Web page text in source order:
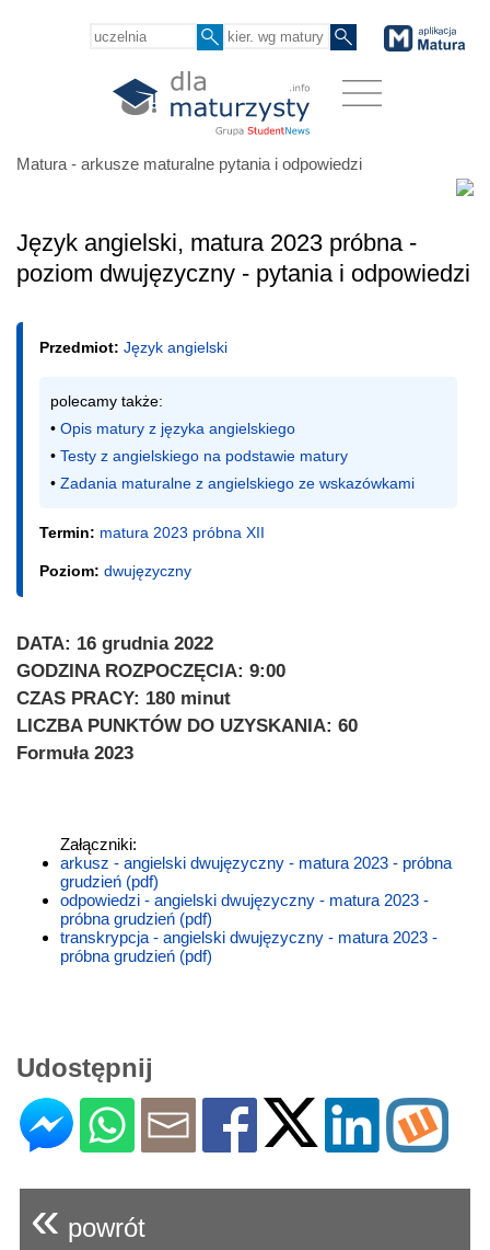
Matura - arkusze maturalne pytania i odpowiedzi
Język angielski, matura 2023 próbna -
poziom dwujęzyczny - pytania i odpowiedzi
Przedmiot: Język angielski
polecamy także:
• Opis matury z języka angielskiego
• Testy z angielskiego na podstawie matury
• Zadania maturalne z angielskiego ze wskazówkami
Termin: matura 2023 próbna XII
Poziom: dwujęzyczny
DATA: 16 grudnia 2022
GODZINA ROZPOCZĘCIA: 9:00
CZAS PRACY: 180 minut
LICZBA PUNKTÓW DO UZYSKANIA: 60
Formuła 2023
Załączniki:
arkusz - angielski dwujęzyczny - matura 2023 - próbna
grudzień (pdf)
odpowiedzi - angielski dwujęzyczny - matura 2023 -
próbna grudzień (pdf)
transkrypcja - angielski dwujęzyczny - matura 2023 -
próbna grudzień (pdf)
Udostępnij
« powrót